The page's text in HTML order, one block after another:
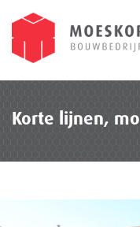
Korte lijnen,